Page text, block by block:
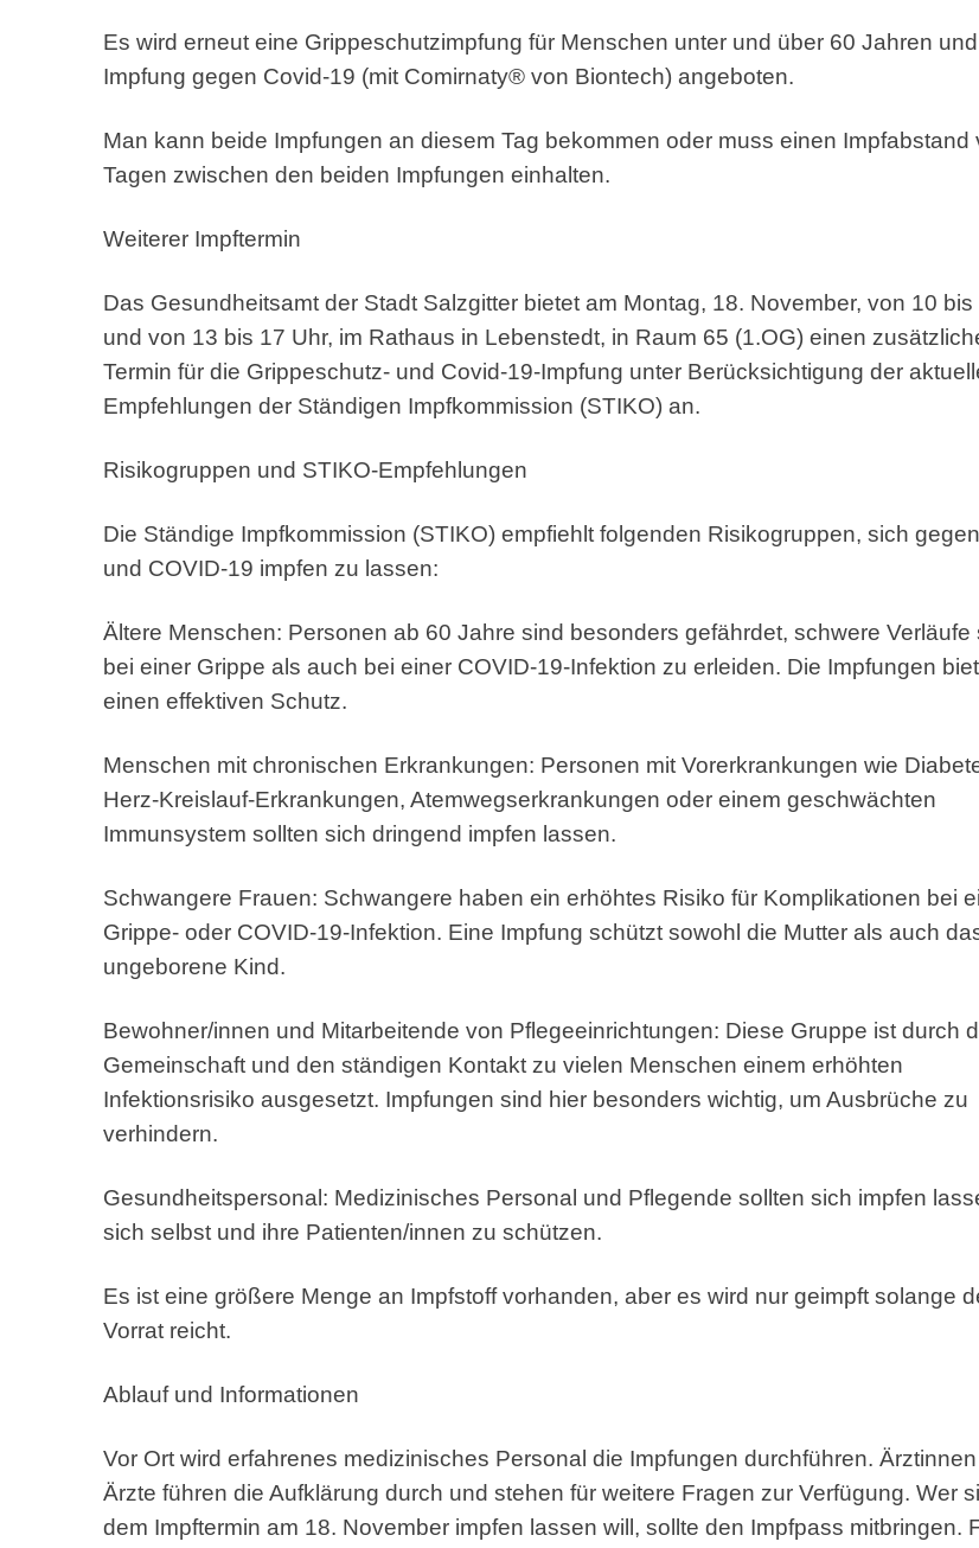
Es wird erneut eine Grippeschutzimpfung für Menschen unter und über 60 Jahren
Impfung gegen Covid-19 (mit Comirnaty® von Biontech) angeboten.
Man kann beide Impfungen an diesem Tag bekommen oder muss einen Impfabstand
Tagen zwischen den beiden Impfungen einhalten.
Weiterer Impftermin
Das Gesundheitsamt der Stadt Salzgitter bietet am Montag, 18. November, von 10 bis
und von 13 bis 17 Uhr, im Rathaus in Lebenstedt, in Raum 65 (1.OG) einen
Termin für die Grippeschutz- und Covid-19-Impfung unter Berücksichtigung der
Empfehlungen der Ständigen Impfkommission (STIKO) an.
Risikogruppen und STIKO-Empfehlungen
Die Ständige Impfkommission (STIKO) empfiehlt folgenden Risikogruppen, sich
und COVID-19 impfen zu lassen:
Ältere Menschen: Personen ab 60 Jahre sind besonders gefährdet, schwere Verläufe
bei einer Grippe als auch bei einer COVID-19-Infektion zu erleiden. Die Impfungen
einen effektiven Schutz.
Menschen mit chronischen Erkrankungen: Personen mit Vorerkrankungen wie
Herz-Kreislauf-Erkrankungen, Atemwegserkrankungen oder einem geschwächten
Immunsystem sollten sich dringend impfen lassen.
Schwangere Frauen: Schwangere haben ein erhöhtes Risiko für Komplikationen bei
Grippe- oder COVID-19-Infektion. Eine Impfung schützt sowohl die Mutter als auch
ungeborene Kind.
Bewohner/innen und Mitarbeitende von Pflegeeinrichtungen: Diese Gruppe ist durch
Gemeinschaft und den ständigen Kontakt zu vielen Menschen einem erhöhten
Infektionsrisiko ausgesetzt. Impfungen sind hier besonders wichtig, um Ausbrüche zu
verhindern.
Gesundheitspersonal: Medizinisches Personal und Pflegende sollten sich impfen
sich selbst und ihre Patienten/innen zu schützen.
Es ist eine größere Menge an Impfstoff vorhanden, aber es wird nur geimpft solange
Vorrat reicht.
Ablauf und Informationen
Vor Ort wird erfahrenes medizinisches Personal die Impfungen durchführen. Ärztinnen
Ärzte führen die Aufklärung durch und stehen für weitere Fragen zur Verfügung. Wer
dem Impftermin am 18. November impfen lassen will, sollte den Impfpass mitbringen.